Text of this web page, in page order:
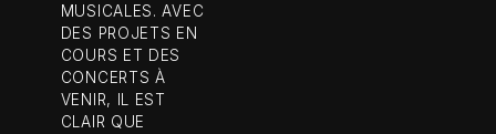
MUSICALES. AVEC
DES PROJETS EN
COURS ET DES
CONCERTS À
VENIR, IL EST
CLAIR QUE